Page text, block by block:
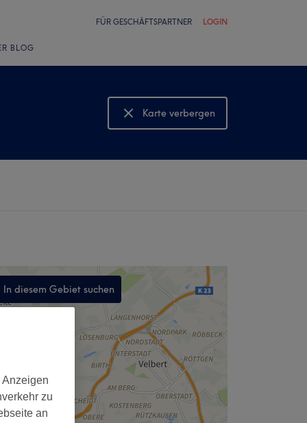
FÜR GESCHÄFTSPARTNER LOGIN
BLOG
Karte verbergen
Karte anzeigen
In diesem Gebiet suchen
,
zu
an